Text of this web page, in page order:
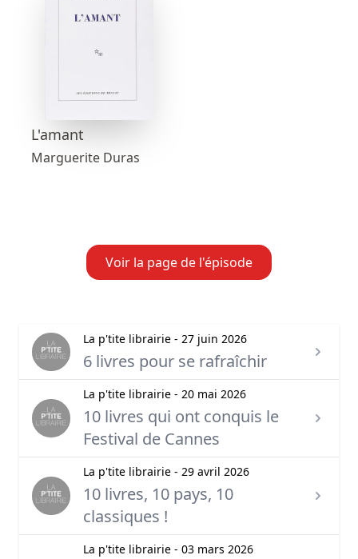
L'amant
Marguerite Duras
Voir la page de l'épisode
La p'tite librairie - 27 juin 2026
6 livres pour se rafraîchir
La p'tite librairie - 20 mai 2026
10 livres qui ont conquis le
Festival de Cannes
La p'tite librairie - 29 avril 2026
10 livres, 10 pays, 10
classiques !
La p'tite librairie - 03 mars 2026